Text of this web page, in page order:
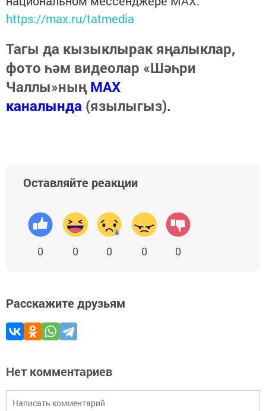
https://max.ru/tatmedia
Тагы да кызыклырак яңалыклар,
фото һәм видеолар «Шәһри
Чаллы»ныңMAX
каналында (язылыгыз).
Оставляйте реакции
0 0 0 0 0
Расскажите друзьям
Нет комментариев